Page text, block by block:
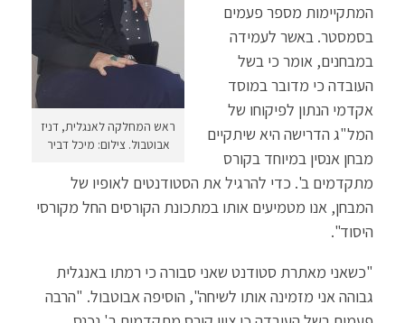
ראש המחלקה לאנגלית, דניז
אבוטבול. צילום: מיכל דביר
המתקיימות מספר פעמים
בסמסטר. באשר לעמידה
במבחנים, אומר כי בשל
העובדה כי מדובר במוסד
אקדמי הנתון לפיקוחו של
המל"ג הדרישה היא שיתקיים
מבחן אנסין במיוחד בקורס
מתקדמים ב'. כדי להרגיל את הסטודנטים לאופיו של
המבחן, אנו מטמיעים אותו במתכונת הקורסים החל מקורסי
היסוד".
"כשאני מאתרת סטודנט שאני סבורה כי רמתו באנגלית
גבוהה אני מזמינה אותו לשיחה", הוסיפה אבוטבול. "הרבה